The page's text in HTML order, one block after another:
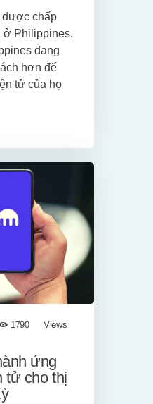
được chấp
ở Philippines.
đang
hơn để
tử của họ
1790
Views
ứng
tử cho thị